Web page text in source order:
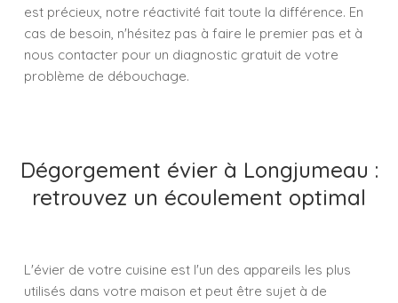
est précieux, notre réactivité fait toute la différence. En
cas de besoin, n'hésitez pas à faire le premier pas et à
nous contacter pour un diagnostic gratuit de votre
problème de débouchage.
Dégorgement évier à Longjumeau :
retrouvez un écoulement optimal
L'évier de votre cuisine est l'un des appareils les plus
utilisés dans votre maison et peut être sujet à de